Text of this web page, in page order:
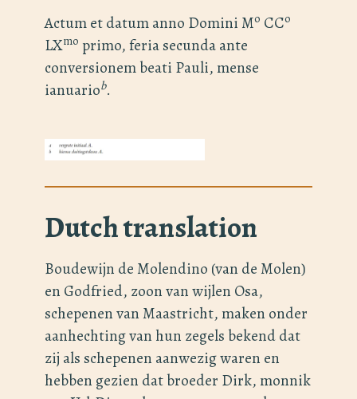
Actum et datum anno Domini Mo CCo
LXmo primo, feria secunda ante
conversionem beati Pauli, mense
ianuariob.
Dutch translation
Boudewijn de Molendino (van de Molen)
en Godfried, zoon van wijlen Osa,
schepenen van Maastricht, maken onder
aanhechting van hun zegels bekend dat
zij als schepenen aanwezig waren en
hebben gezien dat broeder Dirk, monnik